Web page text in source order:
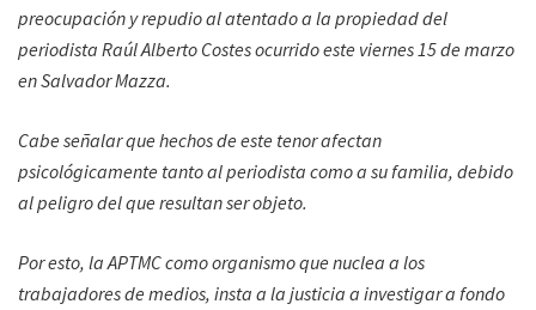
preocupación y repudio al atentado a la propiedad del
periodista Raúl Alberto Costes ocurrido este viernes 15 de marzo
en Salvador Mazza.
Cabe señalar que hechos de este tenor afectan
psicológicamente tanto al periodista como a su familia, debido
al peligro del que resultan ser objeto.
Por esto, la APTMC como organismo que nuclea a los
trabajadores de medios, insta a la justicia a investigar a fondo